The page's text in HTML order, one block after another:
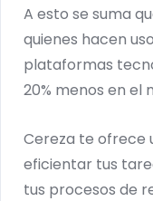
A esto se suma
quienes hacen
plataformas
20% menos en el
Cereza te ofrece
eficientar tus
tus procesos de